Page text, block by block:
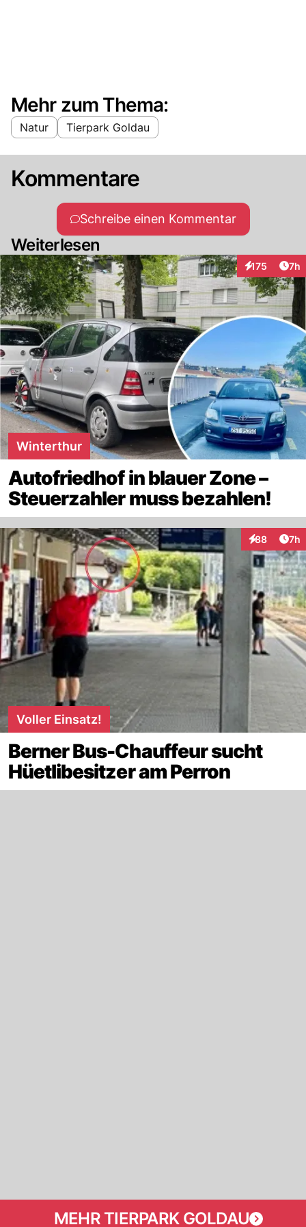
Mehr zum Thema:
Natur Tierpark Goldau
Kommentare
Schreibe einen Kommentar
Weiterlesen
175
Interaktionen
7h
Winterthur
Autofriedhof in blauer Zone –
Steuerzahler muss bezahlen!
88
Interaktionen
7h
Voller Einsatz!
Berner Bus-Chauffeur sucht
Hüetlibesitzer am Perron
MEHR TIERPARK GOLDAU